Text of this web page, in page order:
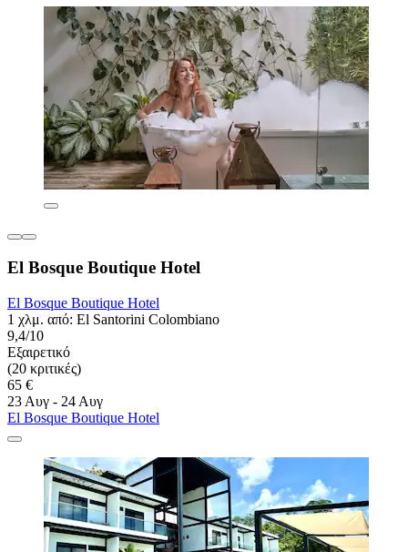
El Bosque Boutique Hotel
El Bosque Boutique Hotel
1 χλμ. από: El Santorini Colombiano
9,4/10
Εξαιρετικό
(20 κριτικές)
65 €
23 Αυγ - 24 Αυγ
El Bosque Boutique Hotel